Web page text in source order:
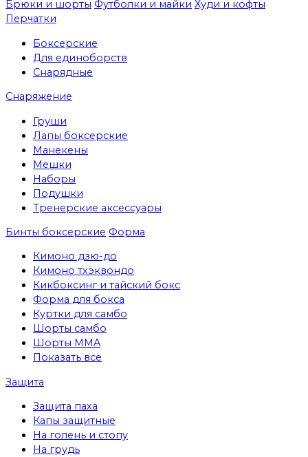
Брюки и шорты Футболки и майки Худи и кофты
Перчатки
Боксерские
Для единоборств
Снарядные
Снаряжение
Груши
Лапы боксерские
Манекены
Мешки
Наборы
Подушки
Тренерские аксессуары
Бинты боксерские Форма
Кимоно дзю-до
Кимоно тхэквондо
Кикбоксинг и тайский бокс
Форма для бокса
Куртки для самбо
Шорты самбо
Шорты MMA
Показать все
Защита
Защита паха
Капы защитные
На голень и стопу
На грудь